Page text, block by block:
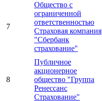
7
Общество с
ограниченной
ответственностью
Страховая компания
"Сбербанк
страхование"
8
Публичное
акционерное
общество "Группа
Ренессанс
Страхование"